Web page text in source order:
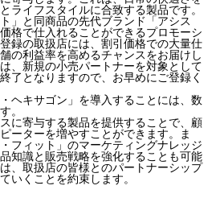
ライフスタイルに合致する製品です。
」と同商品の先代ブランド「アシス
格で仕入れることができるプロモーシ
録の取扱店には、割引価格での大量仕
の利益率を高めるチャンスをお届けし
、新規の小売パートナーを対象として
了となりますので、お早めにご登録く
ヘキサゴン」を導入することには、数
。
に寄与する製品を提供することで、顧
ーターを増やすことができます。ま
フィット」のマーケティングナレッジ
知識と販売戦略を強化することも可能
、取扱店の皆様とのパートナーシップ
いくことを約束します。